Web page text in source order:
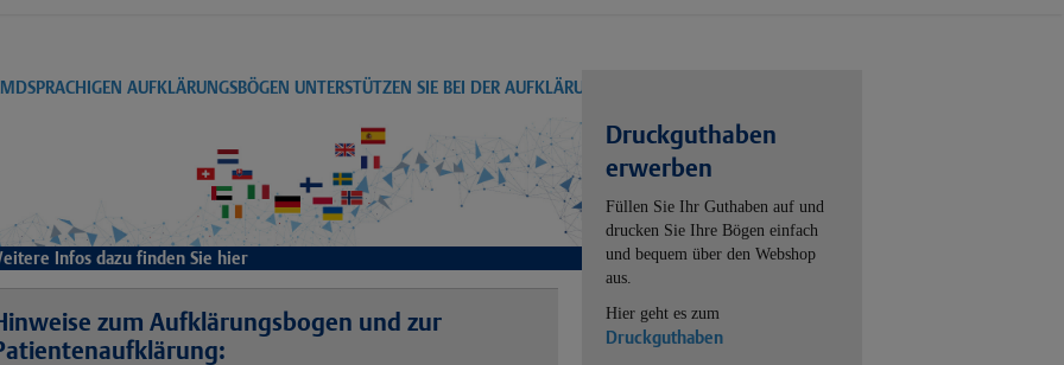
AUFKLÄRUNGSBÖGEN UNTERSTÜTZEN SIE BEI DER AUFKLÄRUNG
Infos dazu finden Sie hier
zum Aufklärungsbogen und zur
Druckguthaben
erwerben
Füllen Sie Ihr Guthaben auf und
drucken Sie Ihre Bögen einfach
und bequem über den Webshop
aus.
Hier geht es zum
Druckguthaben